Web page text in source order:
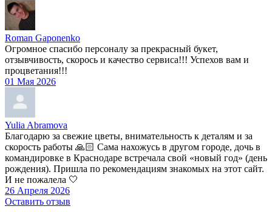
Roman Gaponenko
Огромное спасибо персоналу за прекрасный букет,
отзывчивость, скорось и качество сервиса!!! Успехов вам и
процветания!!!
01 Мая 2026
Yulia Abramova
Благодарю за свежие цветы, внимательность к деталям и за
скорость работы 🙏🏻 Сама нахожусь в другом городе, дочь в
командировке в Краснодаре встречала свой «новый год» (день
рождения). Пришла по рекомендациям знакомых на этот сайт.
И не пожалела 🤍
26 Апреля 2026
Оставить отзыв